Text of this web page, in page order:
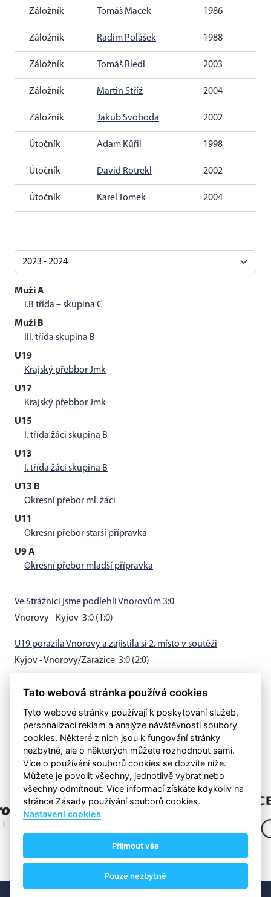
Záložník Tomáš Macek 1986
Záložník Radim Polášek 1988
Záložník Tomáš Riedl 2003
Záložník Martin Stříž 2004
Záložník Jakub Svoboda 2002
Útočník Adam Kůřil 1998
Útočník David Rotrekl 2002
Útočník Karel Tomek 2004
Muži A
I.B třída – skupina C
Muži B
III. třída skupina B
U19
Krajský přebbor Jmk
U17
Krajský přebbor Jmk
U15
I. třída žáci skupina B
U13
I. třída žáci skupina B
U13 B
Okresní přebor ml. žáci
U11
Okresní přebor starší přípravka
U9 A
Okresní přebor mladší přípravka
Ve Strážnici jsme podlehli Vnorovům 3:0
Vnorovy - Kyjov 3:0 (1:0)
U19 porazila Vnorovy a zajistila si 2. místo v soutěži
Kyjov - Vnorovy/Zarazice 3:0 (2:0)
Muži B vyhráli v Hovoranech 3:0
Tato webová stránka používá cookies
Tyto webové stránky používají k poskytování služeb,
personalizaci reklam a analýze návštěvnosti soubory
cookies. Některé z nich jsou k fungování stránky
nezbytné, ale o některých můžete rozhodnout sami.
Více o používání souborů cookies se dozvíte níže.
Můžete je povolit všechny, jednotlivě vybrat nebo
všechny odmítnout. Více informací získáte kdykoliv na
stránce Zásady používání souborů cookies.
Nastavení cookies
Přijmout vše
Pouze nezbytné